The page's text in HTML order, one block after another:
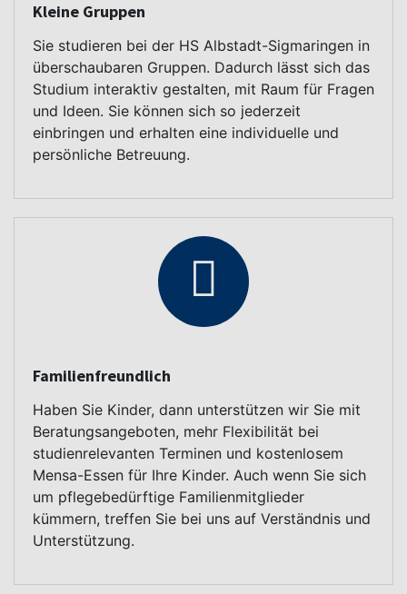
Kleine Gruppen
Sie studieren bei der HS Albstadt-Sigmaringen in
überschaubaren Gruppen. Dadurch lässt sich das
Studium interaktiv gestalten, mit Raum für Fragen
und Ideen. Sie können sich so jederzeit
einbringen und erhalten eine individuelle und
persönliche Betreuung.
Familienfreundlich
Haben Sie Kinder, dann unterstützen wir Sie mit
Beratungsangeboten, mehr Flexibilität bei
studienrelevanten Terminen und kostenlosem
Mensa-Essen für Ihre Kinder. Auch wenn Sie sich
um pflegebedürftige Familienmitglieder
kümmern, treffen Sie bei uns auf Verständnis und
Unterstützung.